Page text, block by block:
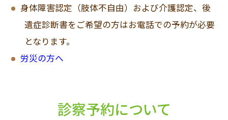
身体障害認定（肢体不自由）および介護認定、後
遺症診断書をご希望の方はお電話での予約が必要
となります。
労災の方へ
診察予約について